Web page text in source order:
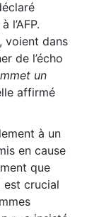
l’AFP.
voient dans
de l’écho
un
affirmé
à un
en cause
que
est crucial